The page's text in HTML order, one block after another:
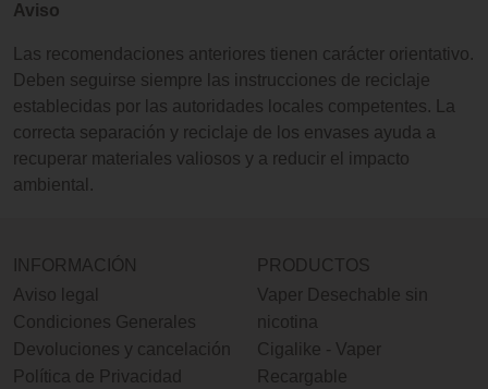
Aviso
Las recomendaciones anteriores tienen carácter orientativo.
Deben seguirse siempre las instrucciones de reciclaje
establecidas por las autoridades locales competentes. La
correcta separación y reciclaje de los envases ayuda a
recuperar materiales valiosos y a reducir el impacto
ambiental.
INFORMACIÓN
Aviso legal
Condiciones Generales
Devoluciones y cancelación
Política de Privacidad
PRODUCTOS
Vaper Desechable sin
nicotina
Cigalike - Vaper
Recargable